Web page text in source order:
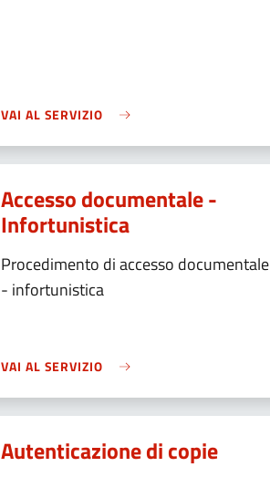
VAI AL SERVIZIO
Accesso documentale -
Infortunistica
Procedimento di accesso documentale
- infortunistica
VAI AL SERVIZIO
Autenticazione di copie